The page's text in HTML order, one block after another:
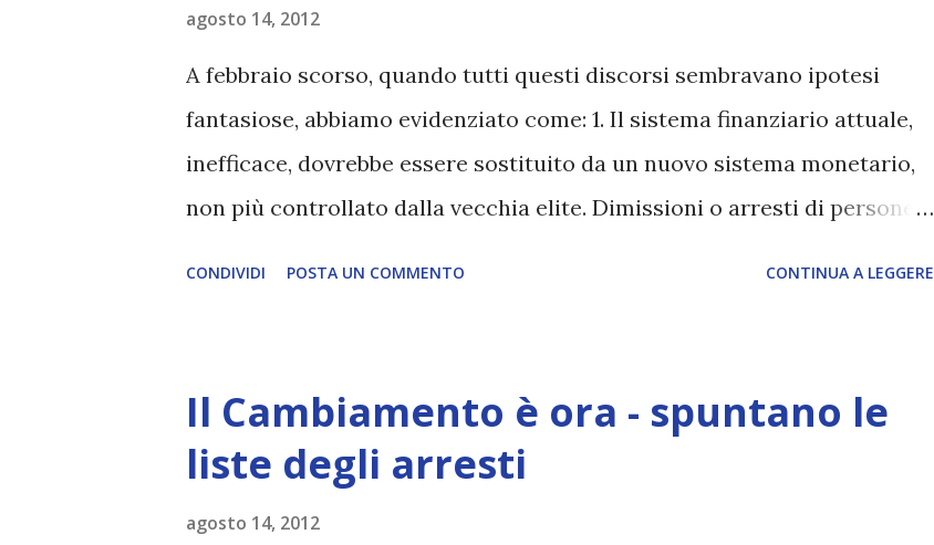
la Cabala. E’ il collante che tiene insieme la loro realtà e tie...
agosto 14, 2012
A febbraio scorso, quando tutti questi discorsi sembravano ipotesi
fantasiose, abbiamo evidenziato come: 1. Il sistema finanziario attuale,
inefficace, dovrebbe essere sostituito da un nuovo sistema monetario,
non più controllato dalla vecchia elite. Dimissioni o arresti di persone
interesse. ( link all'articolo completo ) Questo video di CNBC va
esattamente in entrambe le direzioni, 'stanno, praticamente, mettendo
il vecchio sistema in un coma, e lavorando ad uno nuovo ...', dice
CONDIVIDI POSTA UN COMMENTO CONTINUA A LEGGERE
Il Cambiamento è ora - spuntano le
liste degli arresti
agosto 14, 2012